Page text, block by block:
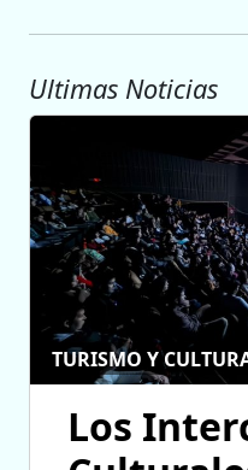
Ultimas Noticias
TURISMO Y
Los